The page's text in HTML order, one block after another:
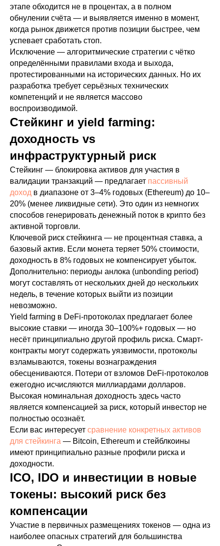
этапе обходится не в процентах, а в полном
обнулении счёта — и выявляется именно в момент,
когда рынок движется против позиции быстрее, чем
успевает сработать стоп.
Исключение — алгоритмические стратегии с чётко
определёнными правилами входа и выхода,
протестированными на исторических данных. Но их
разработка требует серьёзных технических
компетенций и не является массово
воспроизводимой.
Стейкинг и yield farming:
доходность vs
инфраструктурный риск
Стейкинг — блокировка активов для участия в
валидации транзакций — предлагает пассивный
доход в диапазоне от 3–4% годовых (Ethereum) до 10–
20% (менее ликвидные сети). Это один из немногих
способов генерировать денежный поток в крипто без
активной торговли.
Ключевой риск стейкинга — не процентная ставка, а
базовый актив. Если монета теряет 50% стоимости,
доходность в 8% годовых не компенсирует убыток.
Дополнительно: периоды анлока (unbonding period)
могут составлять от нескольких дней до нескольких
недель, в течение которых выйти из позиции
невозможно.
Yield farming в DeFi-протоколах предлагает более
высокие ставки — иногда 30–100%+ годовых — но
несёт принципиально другой профиль риска. Смарт-
контракты могут содержать уязвимости, протоколы
взламываются, токены вознаграждения
обесцениваются. Потери от взломов DeFi-протоколов
ежегодно исчисляются миллиардами долларов.
Высокая номинальная доходность здесь часто
является компенсацией за риск, который инвестор не
полностью осознаёт.
Если вас интересует сравнение конкретных активов
для стейкинга — Bitcoin, Ethereum и стейблкоины
имеют принципиально разные профили риска и
доходности.
ICO, IDO и инвестиции в новые
токены: высокий риск без
компенсации
Участие в первичных размещениях токенов — одна из
наиболее опасных стратегий для большинства